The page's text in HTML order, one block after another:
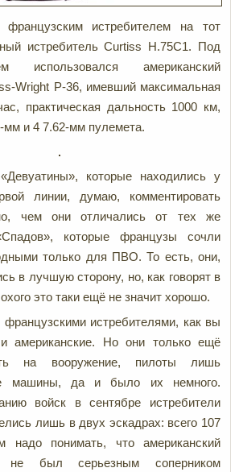
истребителем на тот
истребитель Curtiss Н.75C1. Под
использовался американский
Wright P-36, имевший максимальная
практическая дальность 1000 км,
мм и 4 7.62-мм пулемета.
которые находились у
линии, думаю, комментировать
чем они отличались от тех же
которые французы сочли
только для ПВО. То есть, они,
в лучшую сторону, но, как говорят в
это таки ещё не значит хорошо.
истребителями, как вы
американские. Но они только ещё
на вооружение, пилоты лишь
машины, да и было их немного.
войск в сентябре истребители
лишь в двух эскадрах: всего 107
понимать, что американский
не был серьезным соперником